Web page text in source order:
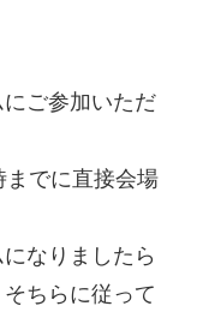
にご参加いただ
でに直接会場
なりましたら
ちらに従って